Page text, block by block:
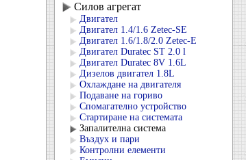
Силов агрегат
Двигател
Двигател 1.4/1.6 Zetec-SE
Двигател 1.6/1.8/2.0 Zetec-E
Двигател Duratec ST 2.0 l
Двигател Duratec 8V 1.6L
Дизелов двигател 1.8L
Охлаждане на двигателя
Подаване на гориво
Спомагателно устройство
Стартиране на системата
Запалителна система
Въздух и пари
Контролни елементи